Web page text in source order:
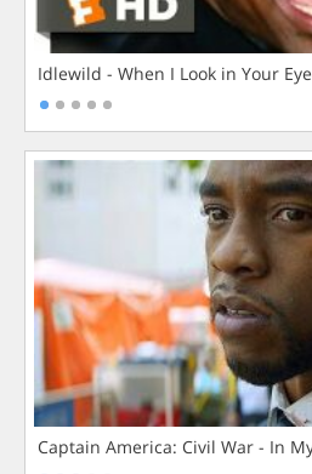
Idlewild - When I Look in Your
Captain America: Civil War - In